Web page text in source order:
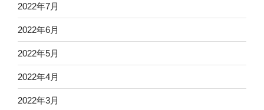
2022年7月
2022年6月
2022年5月
2022年4月
2022年3月